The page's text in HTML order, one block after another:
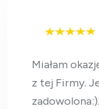
Miałam
z tej Firmy.